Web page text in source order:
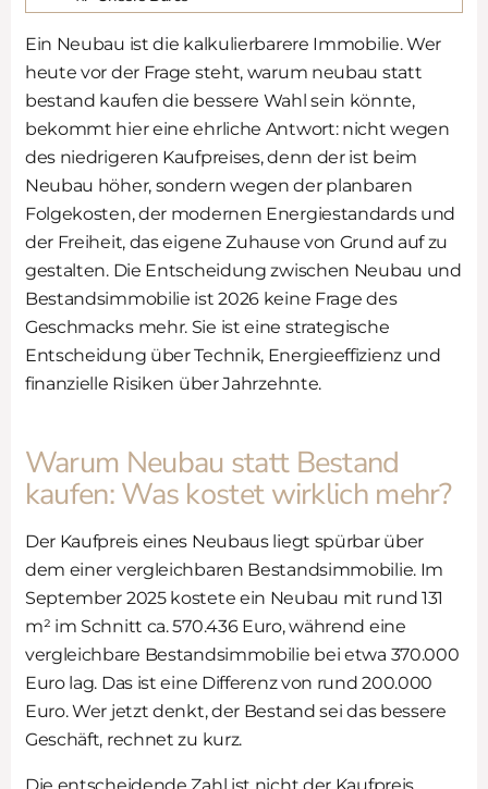
Ein Neubau ist die kalkulierbarere Immobilie. Wer
heute vor der Frage steht, warum neubau statt
bestand kaufen die bessere Wahl sein könnte,
bekommt hier eine ehrliche Antwort: nicht wegen
des niedrigeren Kaufpreises, denn der ist beim
Neubau höher, sondern wegen der planbaren
Folgekosten, der modernen Energiestandards und
der Freiheit, das eigene Zuhause von Grund auf zu
gestalten. Die Entscheidung zwischen Neubau und
Bestandsimmobilie ist 2026 keine Frage des
Geschmacks mehr. Sie ist eine strategische
Entscheidung über Technik, Energieeffizienz und
finanzielle Risiken über Jahrzehnte.
Warum Neubau statt Bestand
kaufen: Was kostet wirklich mehr?
Der Kaufpreis eines Neubaus liegt spürbar über
dem einer vergleichbaren Bestandsimmobilie. Im
September 2025 kostete ein Neubau mit rund 131
m² im Schnitt ca. 570.436 Euro, während eine
vergleichbare Bestandsimmobilie bei etwa 370.000
Euro lag. Das ist eine Differenz von rund 200.000
Euro. Wer jetzt denkt, der Bestand sei das bessere
Geschäft, rechnet zu kurz.